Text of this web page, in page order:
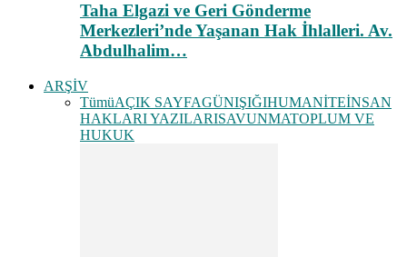
Taha Elgazi ve Geri Gönderme
Merkezleri’nde Yaşanan Hak İhlalleri. Av.
Abdulhalim…
ARŞİV
TümüAÇIK SAYFAGÜNIŞIĞIHUMANİTEİNSAN
HAKLARI YAZILARISAVUNMATOPLUM VE
HUKUK